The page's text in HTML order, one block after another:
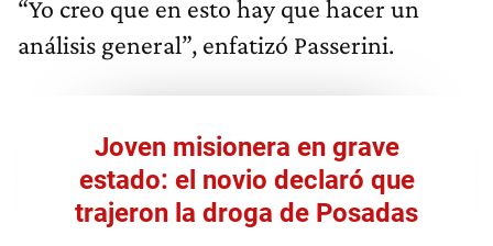
“Yo creo que en esto hay que hacer un
análisis general”, enfatizó Passerini.
Joven misionera en grave
estado: el novio declaró que
trajeron la droga de Posadas